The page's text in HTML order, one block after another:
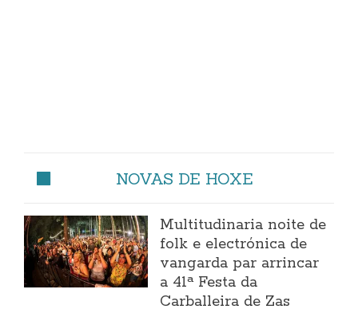
NOVAS DE HOXE
Multitudinaria noite de
folk e electrónica de
vangarda par arrincar
a 41ª Festa da
Carballeira de Zas